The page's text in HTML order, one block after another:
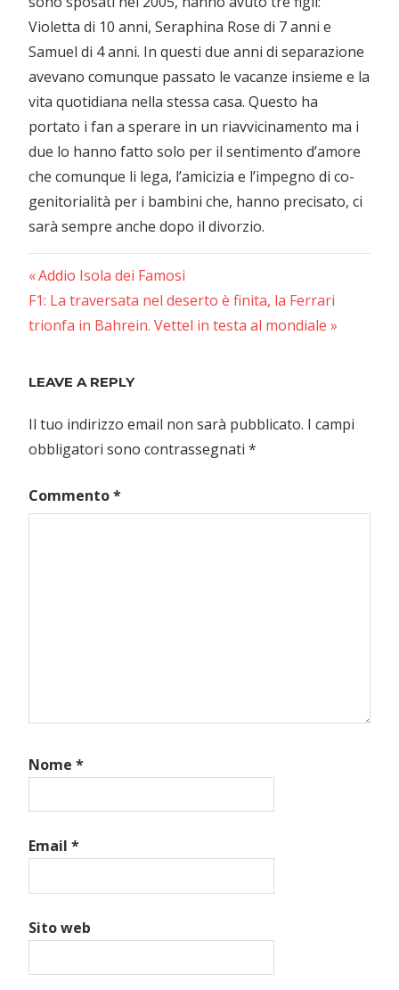
Violetta di 10 anni, Seraphina Rose di 7 anni e
Samuel di 4 anni. In questi due anni di separazione
avevano comunque passato le vacanze insieme e la
vita quotidiana nella stessa casa. Questo ha
portato i fan a sperare in un riavvicinamento ma i
due lo hanno fatto solo per il sentimento d’amore
che comunque li lega, l’amicizia e l’impegno di co-
genitorialità per i bambini che, hanno precisato, ci
sarà sempre anche dopo il divorzio.
Navigazione
articoli
Previous
Post:
Addio Isola dei Famosi
Next
Post:
F1: La traversata nel deserto è finita, la Ferrari
trionfa in Bahrein. Vettel in testa al mondiale
LEAVE A REPLY
Il tuo indirizzo email non sarà pubblicato. I campi
obbligatori sono contrassegnati *
Commento*
Nome *
Email *
Sito web